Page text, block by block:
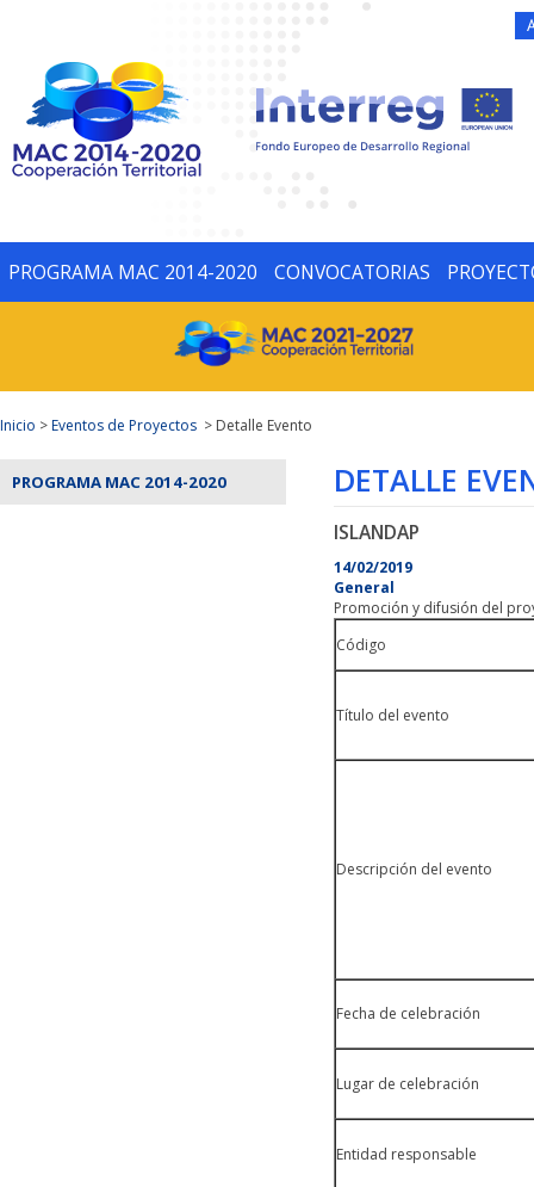
PROGRAMA MAC 2014-2020 CONVOCATORIAS
Inicio >Eventos de Proyectos > Detalle Evento
PROGRAMA MAC 2014-2020 DETALLE
ISLANDAP
14/02/2019
General
Promoción y difusión del
Código
Título del evento
Descripción del evento
Fecha de celebración
Lugar de celebración
Entidad responsable